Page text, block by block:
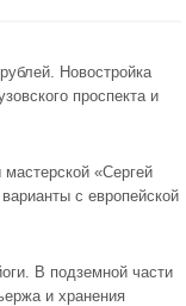
Новостройка
проспекта и
«Сергей
с европейской
В подземной части
и хранения